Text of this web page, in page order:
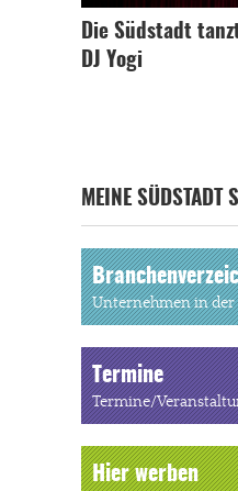
Die Südstadt
DJ Yogi
MEINE SÜDSTADT
Unternehmen in der
Termine
Termine/
Hier werben